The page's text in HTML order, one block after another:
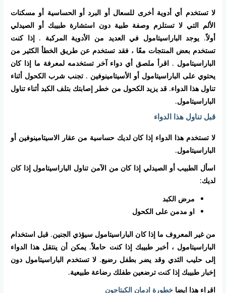
لا تستخدم أي أدوية أخرى للسعال أو البرد أو الحساسية أو مسكنات
الألم التي لا تستلزم وصفة طبية دون استشارة طبيبك أو الصيدلي
أولاً. يوجد الباراسيتامول في العديد من الأدوية المركبة . إذا كنت
تستخدم بعض المنتجات معًا ، فقد تستخدم عن طريق الخطأ الكثير من
الباراسيتامول . اقرأ ملصق أي دواء آخر تستخدمه لمعرفة ما إذا كان
يحتوي على الباراسيتامول أو الأسيتامينوفين . تجنب شرب الكحول أثناء
تناول هذا الدواء. قد يزيد الكحول من خطر إصابتك بتلف الكبد أثناء تناول
الباراسيتامول.
قبل تناول هذا الدواء
لا تستخدم هذا الدواء إذا كان لديك حساسية من عقار الاسيتامينوفين أو
الباراسيتامول.
اسأل الطبيب أو الصيدلي إذا كان من الآمن تناول الباراسيتامول إذا كان
لديك:
مرض الكبد
او مدمن على الكحول
من غير المعروف ما إذا كان الباراسيتامول سيؤذي الجنين. قبل استخدام
الباراسيتامول ، أخبر طبيبك إذا كنت حاملاً. يمكن أن ينتقل هذا الدواء
إلى حليب الثدي وقد يضر بطفل رضيع. لا تستخدم الباراسيتامول دون
إخبار طبيبك إذا كنت ترضعين طفلك رضاعة طبيعية.
اقراء هذا ايضاخطورة ادمان الكبتاجون